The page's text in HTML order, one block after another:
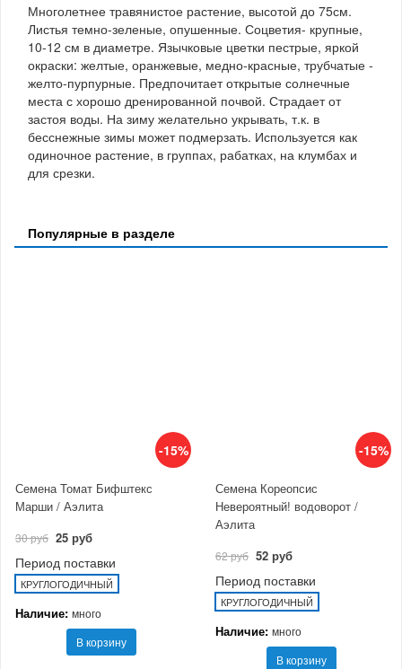
Многолетнее травянистое растение, высотой до 75см.
Листья темно-зеленые, опушенные. Соцветия- крупные,
10-12 см в диаметре. Язычковые цветки пестрые, яркой
окраски: желтые, оранжевые, медно-красные, трубчатые -
желто-пурпурные. Предпочитает открытые солнечные
места с хорошо дренированной почвой. Страдает от
застоя воды. На зиму желательно укрывать, т.к. в
бесснежные зимы может подмерзать. Используется как
одиночное растение, в группах, рабатках, на клумбах и
для срезки.
Популярные в разделе
-15%
Семена Томат Бифштекс
Марши / Аэлита
30 руб 25 руб
Период поставки
КРУГЛОГОДИЧНЫЙ
Наличие: много
В корзину
-15%
Семена Кореопсис
Невероятный! водоворот /
Аэлита
62 руб 52 руб
Период поставки
КРУГЛОГОДИЧНЫЙ
Наличие: много
В корзину